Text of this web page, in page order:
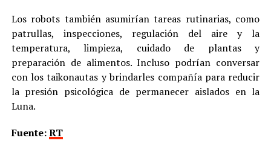
Los robots también asumirían tareas rutinarias, como
patrullas, inspecciones, regulación del aire y la
temperatura, limpieza, cuidado de plantas y
preparación de alimentos. Incluso podrían conversar
con los taikonautas y brindarles compañía para reducir
la presión psicológica de permanecer aislados en la
Luna.
Fuente:RT